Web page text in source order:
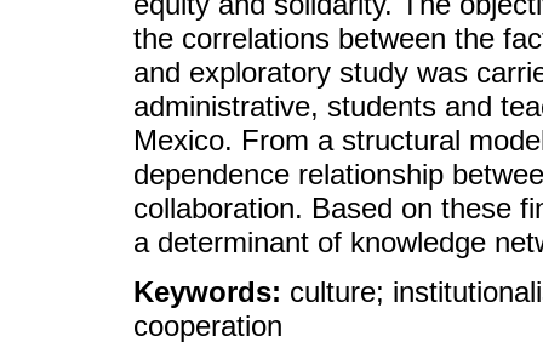
the correlations between the
and exploratory study was
administrative, students and
Mexico. From a structural
dependence relationship
collaboration. Based on these
a determinant of knowledge
Keywords: culture;
cooperation